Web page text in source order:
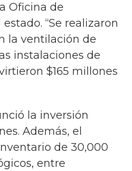
Oficina de
“Se realizaron
la ventilación de
instalaciones de
$165 millones
la inversión
Además, el
de 30,000
entre